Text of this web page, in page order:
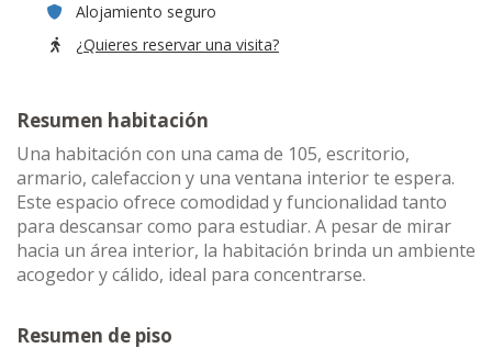
Alojamiento seguro
¿Quieres reservar una visita?
Resumen habitación
Una habitación con una cama de 105, escritorio,
armario, calefaccion y una ventana interior te espera.
Este espacio ofrece comodidad y funcionalidad tanto
para descansar como para estudiar. A pesar de mirar
hacia un área interior, la habitación brinda un ambiente
acogedor y cálido, ideal para concentrarse.
Resumen de piso